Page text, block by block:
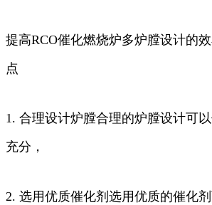
提高RCO催化燃烧炉多炉膛设计的
点
1. 合理设计炉膛合理的炉膛设计可
充分，
2. 选用优质催化剂选用优质的催化